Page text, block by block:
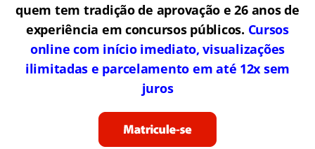
quem tem tradição de aprovação e 26 anos de
experiência em concursos públicos. Cursos
online com início imediato, visualizações
ilimitadas e parcelamento em até 12x sem
juros